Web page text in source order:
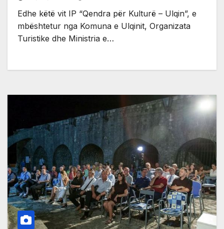
Edhe këtë vit IP “Qendra për Kulturë – Ulqin”, e
mbështetur nga Komuna e Ulqinit, Organizata
Turistike dhe Ministria e…